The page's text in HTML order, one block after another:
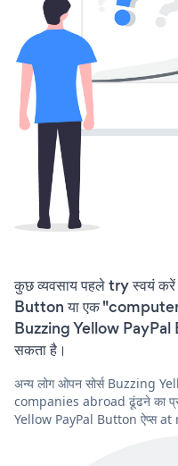
कुछ व्यवसाय पहले try स्वयं
Button या एक "computer
Buzzing Yellow PayPal
सकता है।
अन्य लोग ओपन सोर्स Buzzing
companies abroad ढूंढने का
Yellow PayPal Button ऐप्स